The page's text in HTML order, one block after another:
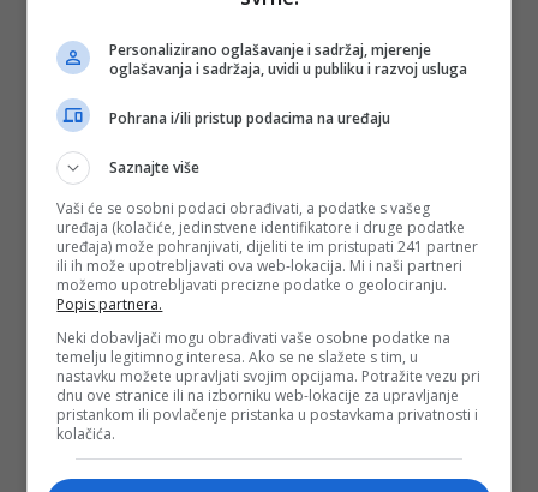
Najbolja strategija je jednostavna: ne čekati “idealno
vrijeme”, nego reagovati na vrijeme.
Raport
PODIJELI NA
Depo.bapratite putem društvenih mrežaTwitteriFacebook
Personalizirano oglašavanje i sadržaj, mjerenje
oglašavanja i sadržaja, uvidi u publiku i razvoj usluga
Pohrana i/ili pristup podacima na uređaju
Saznajte više
Vaši će se osobni podaci obrađivati, a podatke s vašeg
uređaja (kolačiće, jedinstvene identifikatore i druge podatke
uređaja) može pohranjivati, dijeliti te im pristupati 241 partner
ili ih može upotrebljavati ova web-lokacija. Mi i naši partneri
možemo upotrebljavati precizne podatke o geolociranju.
Popis partnera.
Neki dobavljači mogu obrađivati vaše osobne podatke na
temelju legitimnog interesa. Ako se ne slažete s tim, u
nastavku možete upravljati svojim opcijama. Potražite vezu pri
dnu ove stranice ili na izborniku web-lokacije za upravljanje
pristankom ili povlačenje pristanka u postavkama privatnosti i
kolačića.